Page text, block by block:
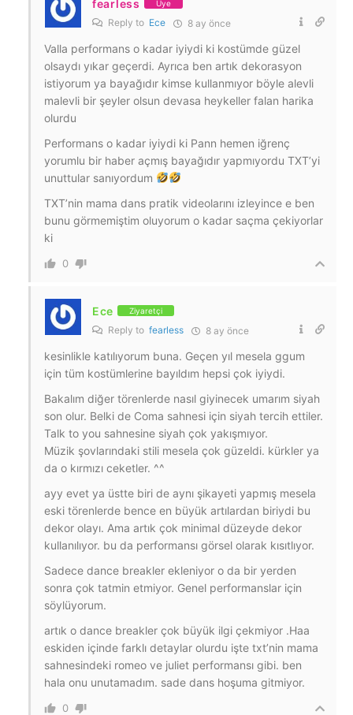
fearless Üye
Reply to Ece 8 ay önce
Valla performans o kadar iyiydi ki kostümde güzel
olsaydı yıkar geçerdi. Ayrıca ben artık dekorasyon
istiyorum ya bayağıdır kimse kullanmıyor böyle alevli
malevli bir şeyler olsun devasa heykeller falan harika
olurdu
Performans o kadar iyiydi ki Pann hemen iğrenç
yorumlu bir haber açmış bayağıdır yapmıyordu TXT’yi
unuttular sanıyordum
TXT’nin mama dans pratik videolarını izleyince e ben
bunu görmemiştim oluyorum o kadar saçma çekiyorlar
ki
0
Ece Ziyaretçi
Reply to fearless 8 ay önce
kesinlikle katılıyorum buna. Geçen yıl mesela ggum
için tüm kostümlerine bayıldım hepsi çok iyiydi.
Bakalım diğer törenlerde nasıl giyinecek umarım siyah
son olur. Belki de Coma sahnesi için siyah tercih ettiler.
Talk to you sahnesine siyah çok yakışmıyor.
Müzik şovlarındaki stili mesela çok güzeldi. kürkler ya
da o kırmızı ceketler. ^^
ayy evet ya üstte biri de aynı şikayeti yapmış mesela
eski törenlerde bence en büyük artılardan biriydi bu
dekor olayı. Ama artık çok minimal düzeyde dekor
kullanılıyor. bu da performansı görsel olarak kısıtlıyor.
Sadece dance breakler ekleniyor o da bir yerden
sonra çok tatmin etmiyor. Genel performanslar için
söylüyorum.
artık o dance breakler çok büyük ilgi çekmiyor .Haa
eskiden içinde farklı detaylar olurdu işte txt’nin mama
sahnesindeki romeo ve juliet performansı gibi. ben
hala onu unutamadım. sade dans hoşuma gitmiyor.
0